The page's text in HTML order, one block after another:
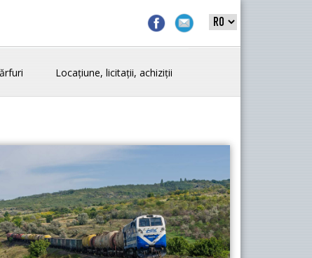
Locațiune, licitații, achiziții